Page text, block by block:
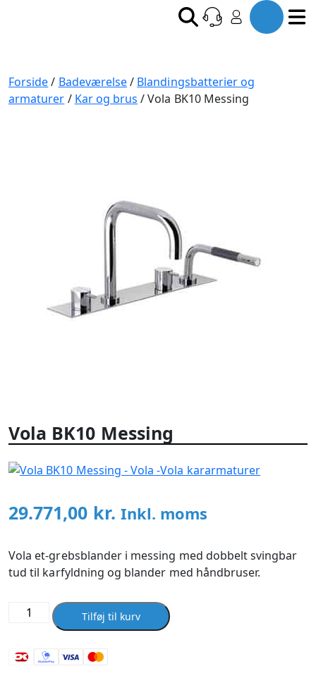
Forside/ Badeværelse/ Blandingsbatterier og
armaturer / Kar og brus / Vola BK10 Messing
Vola BK10 Messing
Vola kararmaturer
29.771,00 kr. Inkl. moms
Vola et-grebsblander i messing med dobbelt svingbar
tud til karfyldning og blander med håndbruser.
Vola
antal
Tilføj til kurv